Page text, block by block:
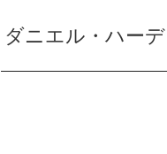
ダニエル・ハー